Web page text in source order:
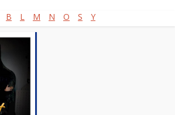
B L M N O S Y